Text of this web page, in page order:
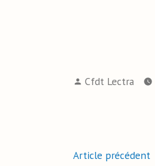
Cfdt Lectra
Article précédent